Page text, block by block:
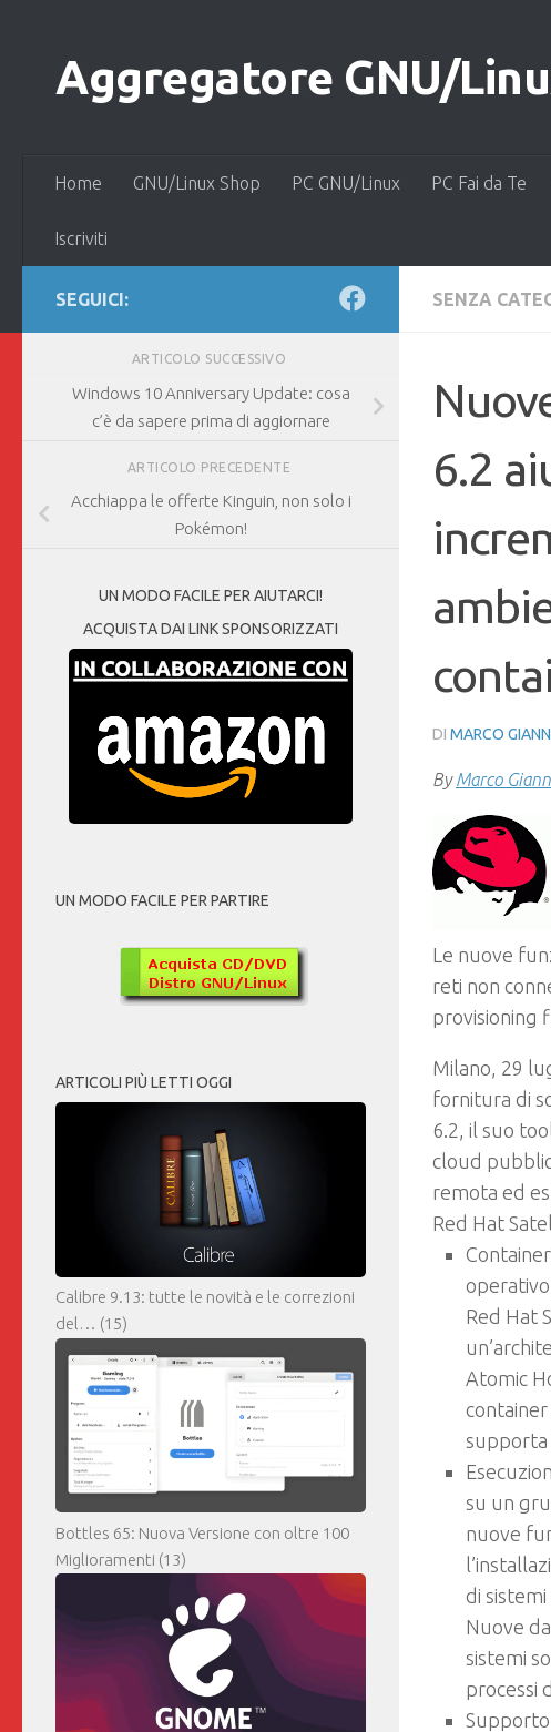
Aggregatore GNU/
Home GNU/Linux Shop PC GNU/Linux PC Fai da Te
Iscriviti
SENZA
6.2
DI MARCO
ByMarco
Le nuove
reti non
provisioning
Milano, 29
fornitura di
6.2, il suo
cloud
remota ed
Red Hat
Red Hat
Atomic
supporta
su un
nuove
di
Nuove
sistemi
processi
Supporto
SEGUICI:
ARTICOLO SUCCESSIVO
Windows 10 Anniversary Update: cosa
c’è da sapere prima di aggiornare
ARTICOLO PRECEDENTE
Acchiappa le offerte Kinguin, non solo i
Pokémon!
UN MODO FACILE PER AIUTARCI!
ACQUISTA DAI LINK SPONSORIZZATI
UN MODO FACILE PER PARTIRE
ARTICOLI PIÙ LETTI OGGI
Calibre 9.13: tutte le novità e le correzioni
del… (15)
Bottles 65: Nuova Versione con oltre 100
Miglioramenti (13)